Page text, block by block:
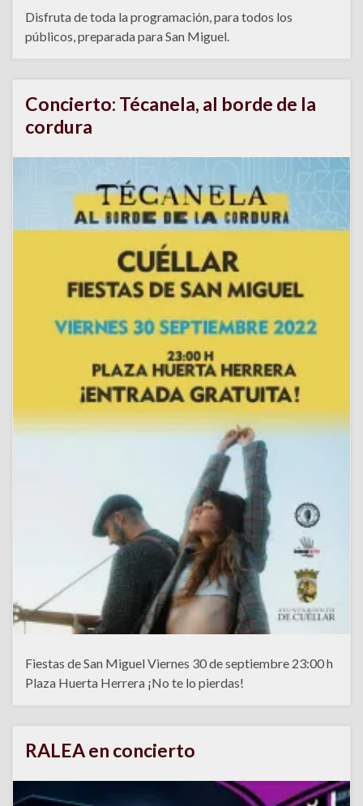
Disfruta de toda la programación, para todos los
públicos, preparada para San Miguel.
Concierto: Técanela, al borde de la
cordura
Fiestas de San Miguel Viernes 30 de septiembre 23:00 h
Plaza Huerta Herrera ¡No te lo pierdas!
RALEA en concierto